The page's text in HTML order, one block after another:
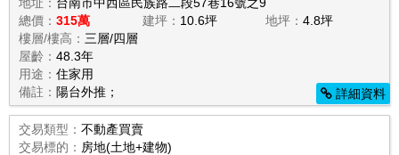
總價： 315萬 建坪： 10.6坪 地坪：4.8坪
樓層/樓高： 三層/四層
屋齡： 48.3年
用途： 住家用
備註： 陽台外推； 詳細資料
交易類型： 不動產買賣
交易標的： 房地(土地+建物)